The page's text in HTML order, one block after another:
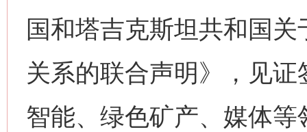
国和塔吉克斯坦共和国
关系的联合声明》，见
智能、绿色矿产、媒体